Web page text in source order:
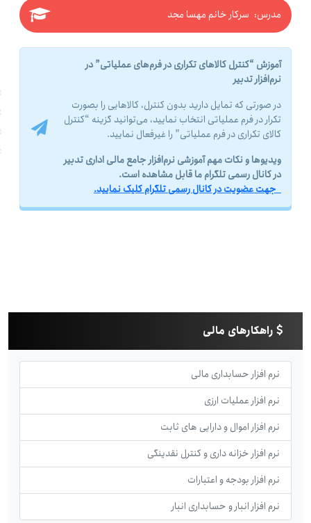
مدرس: سرکار خانم مهسا مجد
آموزش “کنترل کالاهای تکراری در فرم‌های عملیاتی” در
نرم‌افزار تدبیر
در صورتی که تمایل دارید بدون کنترل، کالاهایی را بصورت
تکرار در فرم عملیاتی انتخاب نمایید، می‌توانید گزینه “کنترل
کالای تکراری در فرم عملیاتی” را غیرفعال نمایید.
ویدیوها و نکات مهم آموزشی نرم‌افزار جامع مالی اداری تدبیر
در کانال رسمی تلگرام ما قابل مشاهده است.
جهت عضویت در کانال رسمی تلگرام کلیک نمایید.
راهکارهای مالی
نرم افزار حسابداری مالی
نرم افزار عملیات ارزی
نرم افزار اموال و دارایی های ثابت
نرم افزار خزانه داری و کنترل نقدینگی
نرم افزار بودجه و اعتبارات
نرم افزار انبار و حسابداری انبار